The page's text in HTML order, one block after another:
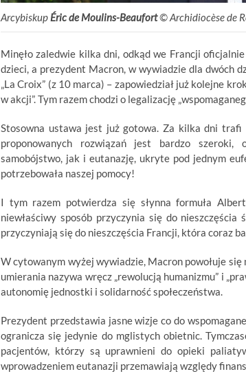
ArcybiskupÉric de Moulins-Beaufort© Archidiocèse de
Minęło zaledwie kilka dni, odkąd we Francji
dzieci, a prezydent Macron, w wywiadzie dla dwóch
„La Croix” (z 10 marca) – zapowiedział już kolejne
w akcji”. Tym razem chodzi o legalizację
Stosowna ustawa jest już gotowa. Za kilka dni
proponowanych rozwiązań jest bardzo szeroki,
samobójstwo, jak i eutanazję, ukryte pod jednym
potrzebowała naszej pomocy!
I tym razem potwierdza się słynna formuła
niewłaściwy sposób przyczynia się do
przyczyniają się do nieszczęścia Francji, która coraz
W cytowanym wyżej wywiadzie, Macron powołuje
umierania nazywa wręcz „rewolucją humanizmu” i
autonomię jednostki i solidarność społeczeństwa.
Prezydent przedstawia jasne wizje co do
ogranicza się jedynie do mglistych obietnic.
pacjentów, którzy są uprawnieni do opieki
wprowadzeniem eutanazji przemawiają względy